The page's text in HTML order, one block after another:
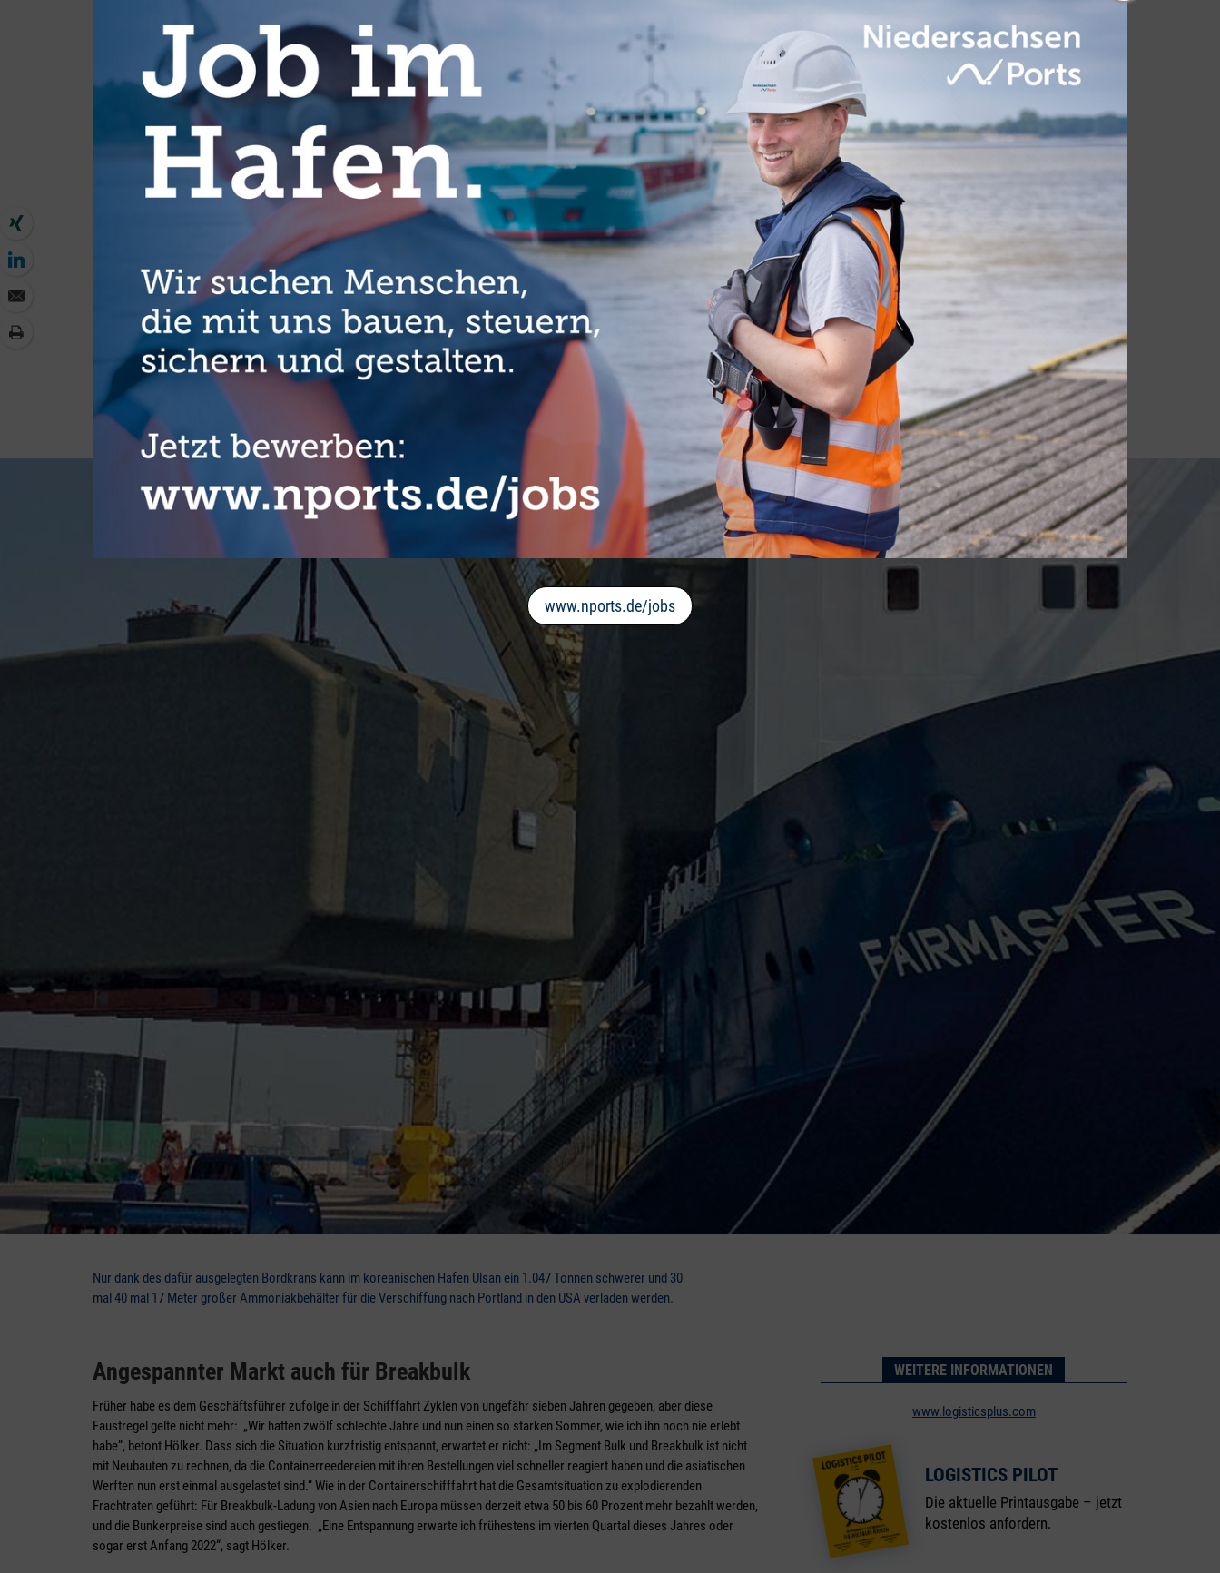
www.nports.de/jobs
Glücklicherweise wurden viele Beschränkungen im Spätsommer erst etwas und dann im Herbst und Winter stärker
zurückgenommen. Anschließend sei aber der Ladungsstau, der im ersten Halbjahr durch Lockdowns, Hafenschließungen und
Produktionsstillstände entstanden war, ab Oktober abgearbeitet worden, was zu einer extremen Verknappung des
Ladungsraums geführt habe. „Insbesondere die chinesischen Häfen waren mit Containern, Breakbulk und Stahl völlig
überlastet“, berichtet Hölker. Hinzugekommen sei aber noch eine weitere Entwicklung: „Da die Situation in der
Containerschifffahrt ähnlich war, hat diese reagiert und Breakbulk-Ladung zurückgelassen, was die Lage noch verschärft hat.
Wir sehen derzeit eine anhaltende Tonnageverknappung in allen Bereichen – Breakbulk, Bulk und Container.“ Diese Menge werde
„Innerhalb von nur zwei Jahren haben wir
bereits einige große Rahmenverträge
zeichnen können.“
Thomas Hölker, Geschäftsführer Logistics Plus Projects
Nur dank des dafür ausgelegten Bordkrans kann im koreanischen Hafen Ulsan ein 1.047 Tonnen schwerer und 30
mal 40 mal 17 Meter großer Ammoniakbehälter für die Verschiffung nach Portland in den USA verladen werden.
Angespannter Markt auch für Breakbulk
Früher habe es dem Geschäftsführer zufolge in der Schifffahrt Zyklen von ungefähr sieben Jahren gegeben, aber diese
Faustregel gelte nicht mehr: „Wir hatten zwölf schlechte Jahre und nun einen so starken Sommer, wie ich ihn noch nie erlebt
habe“, betont Hölker. Dass sich die Situation kurzfristig entspannt, erwartet er nicht: „Im Segment Bulk und Breakbulk ist nicht
mit Neubauten zu rechnen, da die Containerreedereien mit ihren Bestellungen viel schneller reagiert haben und die asiatischen
Werften nun erst einmal ausgelastet sind.“ Wie in der Containerschifffahrt hat die Gesamtsituation zu explodierenden
Frachtraten geführt: Für Breakbulk-Ladung von Asien nach Europa müssen derzeit etwa 50 bis 60 Prozent mehr bezahlt werden,
und die Bunkerpreise sind auch gestiegen. „Eine Entspannung erwarte ich frühestens im vierten Quartal dieses Jahres oder
sogar erst Anfang 2022“, sagt Hölker.
WEITERE INFORMATIONEN
www.logisticsplus.com
LOGISTICS PILOT
Die aktuelle Printausgabe – jetzt
kostenlos anfordern.